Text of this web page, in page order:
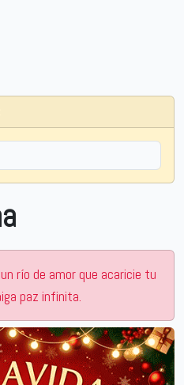
río de amor que acaricie tu
paz infinita.